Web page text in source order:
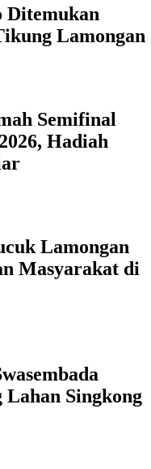
Ditemukan
Lamongan
Semifinal
Hadiah
Lamongan
Masyarakat di
Lahan Singkong